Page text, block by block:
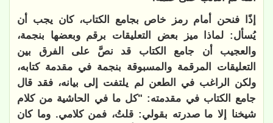
إذًا فنحن أمام رمز خاص بجامع الكتاب، كان يجب أن
يُسأل: لماذا ميز بعض التعليقات برقم وبعضها بنجمة،
والعجيب أن جامع الكتاب قد نصَّ على الفرق بين
التعليقات المرقمة والمسبوقة بنجمة في مقدمة كتابه،
ولكن الراغب في الطعن لم يلتفت إلى بيانه، فقد قال
جامع الكتاب في مقدمته:
"كل ما في الحاشية من كلام
شيخنا إلا ما صدرته بقولي: قلتُ، فمن كلامي. وما كان